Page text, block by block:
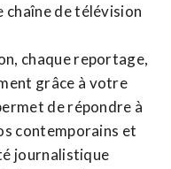
chaîne de télévision
chaque reportage,
grâce à votre
de répondre à
contemporains et
journalistique